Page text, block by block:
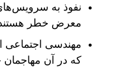
معرض خطر
مهندسی اجتماعی
که در آن مهاجمان